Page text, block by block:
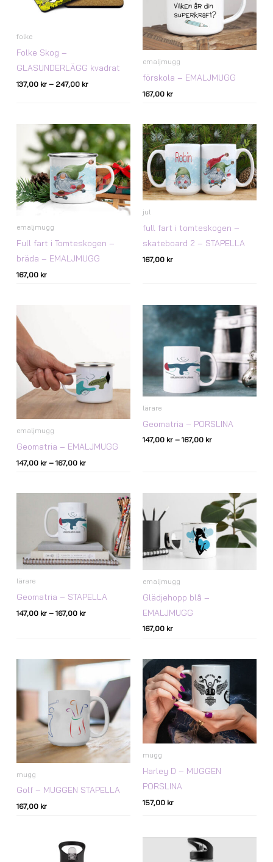
folke
Folke Skog –
GLASUNDERLÄGG kvadrat
137,00 kr – 247,00 kr
emaljmugg
förskola – EMALJMUGG
167,00 kr
emaljmugg
Full fart i Tomteskogen –
bräda – EMALJMUGG
167,00 kr
jul
full fart i tomteskogen –
skateboard 2 – STAPELLA
167,00 kr
emaljmugg
Geomatria – EMALJMUGG
147,00 kr – 167,00 kr
lärare
Geomatria – PORSLINA
147,00 kr – 167,00 kr
Prisintervall:
147,00 kr
till
167,00 kr
lärare
Geomatria – STAPELLA
147,00 kr – 167,00 kr
Prisintervall:
till
167,00 kr
emaljmugg
Glädjehopp blå –
EMALJMUGG
167,00 kr
mugg
Golf – MUGGEN STAPELLA
167,00 kr
mugg
Harley D – MUGGEN
PORSLINA
157,00 kr